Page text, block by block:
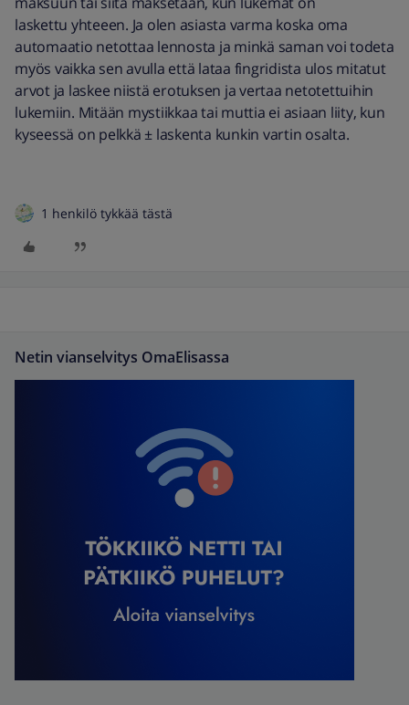
laskettu yhteeen. Ja olen asiasta varma koska oma
automaatio netottaa lennosta ja minkä saman voi todeta
myös vaikka sen avulla että lataa fingridista ulos mitatut
arvot ja laskee niistä erotuksen ja vertaa netotettuihin
lukemiin. Mitään mystiikkaa tai muttia ei asiaan liity, kun
kyseessä on pelkkä ± laskenta kunkin vartin osalta.
1 henkilö tykkää tästä
Netin vianselvitys OmaElisassa